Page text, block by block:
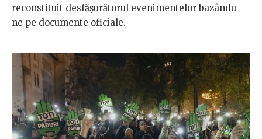
reconstituit desfășurătorul evenimentelor bazându-
ne pe documente oficiale.